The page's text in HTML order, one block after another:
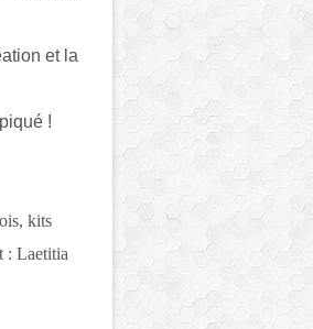
et la
!
kits
: Laetitia